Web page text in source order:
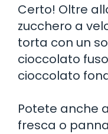
Certo! Oltre
zucchero a
torta con un
cioccolato
cioccolato
Potete anche
fresca o